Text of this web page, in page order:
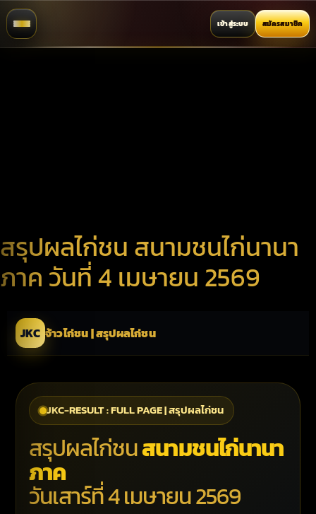
เข้าสู่ระบบ สมัครสมาชิก
สรุปผลไก่ชน สนามชนไก่นานา
ภาค วันที่ 4 เมษายน 2569
JKC จ้าวไก่ชน | สรุปผลไก่ชน
JKC-RESULT : FULL PAGE | สรุปผลไก่ชน
สรุปผลไก่ชนสนามชนไก่นานา
ภาค
วันเสาร์ที่ 4 เมษายน 2569